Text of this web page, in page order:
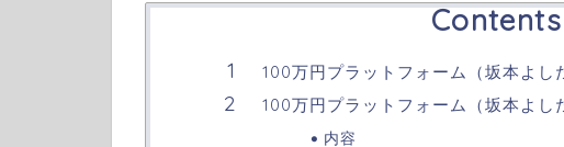
Contents
100万円プラットフォーム（坂本よ
100万円プラットフォーム（坂本よ
内容